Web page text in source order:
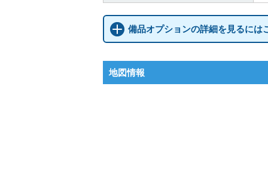
備品オプションの詳細を見るには
地図情報